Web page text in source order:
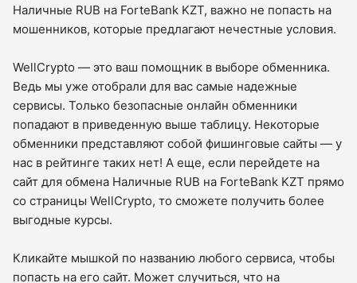
Наличные RUB на ForteBank KZT, важно не попасть на
мошенников, которые предлагают нечестные условия.
WellCrypto — это ваш помощник в выборе обменника.
Ведь мы уже отобрали для вас самые надежные
сервисы. Только безопасные онлайн обменники
попадают в приведенную выше таблицу. Некоторые
обменники представляют собой фишинговые сайты — у
нас в рейтинге таких нет! А еще, если перейдете на
сайт для обмена Наличные RUB на ForteBank KZT прямо
со страницы WellCrypto, то сможете получить более
выгодные курсы.
Кликайте мышкой по названию любого сервиса, чтобы
попасть на его сайт. Может случиться, что на